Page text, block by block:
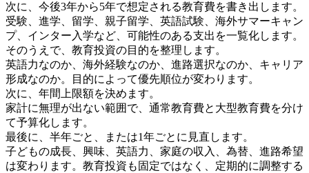
次に、今後3年から5年で想定される教育費を書き出します。
受験、進学、留学、親子留学、英語試験、海外サマーキャン
プ、インター入学など、可能性のある支出を一覧化します。
そのうえで、教育投資の目的を整理します。
英語力なのか、海外経験なのか、進路選択なのか、キャリア
形成なのか。目的によって優先順位が変わります。
次に、年間上限額を決めます。
家計に無理が出ない範囲で、通常教育費と大型教育費を分け
て予算化します。
最後に、半年ごと、または1年ごとに見直します。
子どもの成長、興味、英語力、家庭の収入、為替、進路希望
は変わります。教育投資も固定ではなく、定期的に調整する